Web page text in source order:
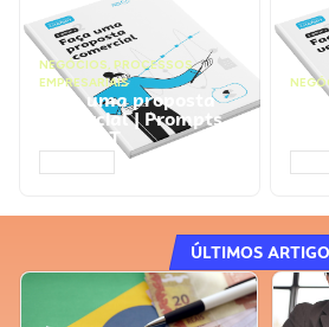
NEGÓCIOS, PROCESSOS
EMPRESARIAIS
Faça uma proposta
comercial | Prompts
ChatGPT
ÚLTIMOS